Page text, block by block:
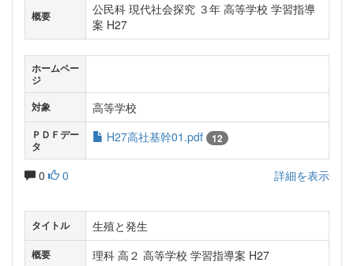
概要
公民科 現代社会探究 ３年 高等学校 学習指導
案 H27
ホームペー
ジ
対象
高等学校
ＰＤＦデー
タ
H27高社基幹01.pdf 12
0 0 詳細を表示
タイトル 生殖と発生
概要 理科 高２ 高等学校 学習指導案 H27